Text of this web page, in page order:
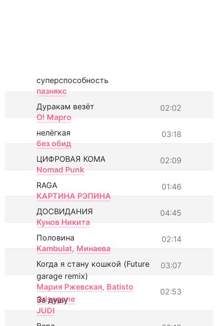
суперспособность
пазнякс
02:02
Дуракам везёт
О! Марго
03:18
нелёгкая
без обид
02:09
ЦИФРОВАЯ КОМА
Nomad Punk
01:46
RAGA
КАРТИНА РЭПИНА
04:45
ДОСВИДАНИЯ
Кунов Никита
02:14
Половина
Kambulat, Минаева
03:07
Когда я стану кошкой (Future
garage remix)
Мария Ржевская, Batisto
Grisagone
02:53
За душу
JUDI